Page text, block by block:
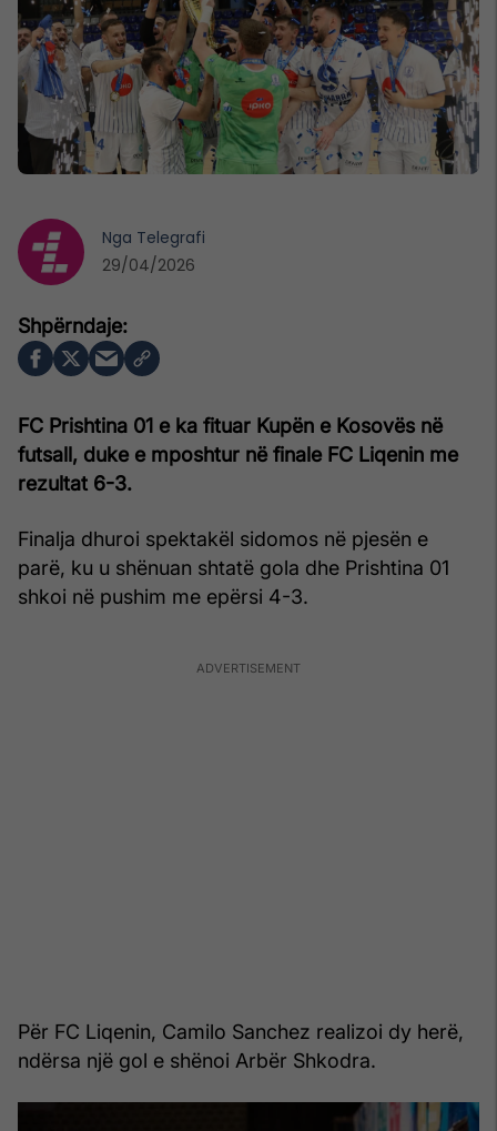
FC Prishtina 01 e ka fituar Kupën e Kosovës në
futsall, duke e mposhtur në finale FC Liqenin me
rezultat 6-3.
Finalja dhuroi spektakël sidomos në pjesën e
parë, ku u shënuan shtatë gola dhe Prishtina 01
shkoi në pushim me epërsi 4-3.
Për FC Liqenin, Camilo Sanchez realizoi dy herë,
ndërsa një gol e shënoi Arbër Shkodra.
Nga Telegrafi
29/04/2026